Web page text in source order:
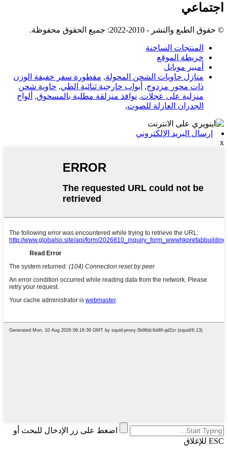
اجتماعي
© حقوق الطبع والنشر - 2010-2022: جميع الحقوق محفوظة.
المنتجات الساخنة
خريطة الموقع
أمبير موبايل
منازل حاويات الشحن المحولة, مقطورة سفر خفيفة الوزن
ذات محور مزدوج, أبواب خارجية ثنائية الطي, حاوية شحن
منزلية على عجلات, نوافذ منزلقة مطلية بالمسحوق, ألواح
الجدران العازلة للصوت,
إرسال البريد الإلكتروني
x
اضغط على زر الإدخال للبحث أو
ESC للإغلاق